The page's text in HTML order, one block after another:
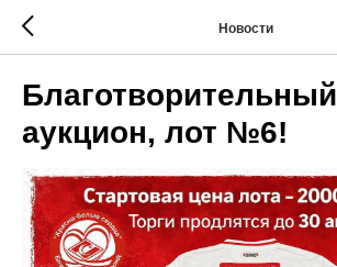
Новости
Благотворительный
аукцион, лот №6!